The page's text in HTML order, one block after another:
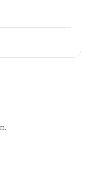
варіанти у 2026 році